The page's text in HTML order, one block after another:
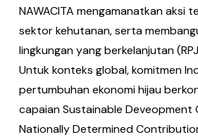
NAWACITA mengamanatkan aksi
sektor kehutanan, serta
lingkungan yang berkelanjutan
Untuk konteks global, komitmen
pertumbuhan ekonomi hijau
capaian Sustainable Deveopment
Nationally Determined